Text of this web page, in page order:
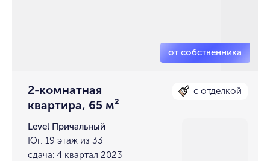
2-комнатная
квартира, 65 м²
с отделкой
Level Причальный
Юг, 19 этаж из 33
сдача: 4 квартал 2023